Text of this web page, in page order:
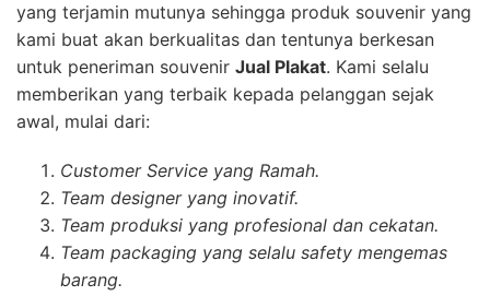
yang terjamin mutunya sehingga produk souvenir yang
kami buat akan berkualitas dan tentunya berkesan
untuk peneriman souvenir Jual Plakat. Kami selalu
memberikan yang terbaik kepada pelanggan sejak
awal, mulai dari:
Customer Service yang Ramah.
Team designer yang inovatif.
Team produksi yang profesional dan cekatan.
Team packaging yang selalu safety mengemas
barang.